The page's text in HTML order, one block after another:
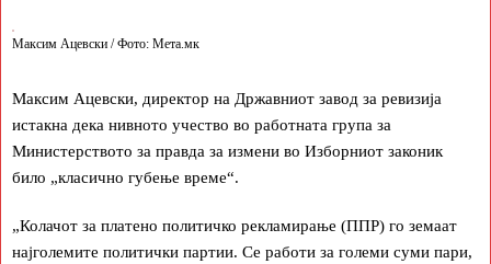
Максим Ацевски / Фото: Мета.мк
Максим Ацевски, директор на Државниот завод за ревизија
истакна дека нивното учество во работната група за
Министерството за правда за измени во Изборниот законик
било „класично губење време“.
„Колачот за платено политичко рекламирање (ППР) го земаат
најголемите политички партии. Се работи за големи суми пари,